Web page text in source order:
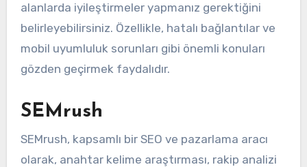
alanlarda iyileştirmeler yapmanız gerektiğini
belirleyebilirsiniz. Özellikle, hatalı bağlantılar ve
mobil uyumluluk sorunları gibi önemli konuları
gözden geçirmek faydalıdır.
SEMrush
SEMrush, kapsamlı bir SEO ve pazarlama aracı
olarak, anahtar kelime araştırması, rakip analizi